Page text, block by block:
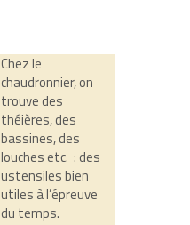
Chez le
chaudronnier, on
trouve des
théières, des
bassines, des
louches etc. : des
ustensiles bien
utiles à l’épreuve
du temps.